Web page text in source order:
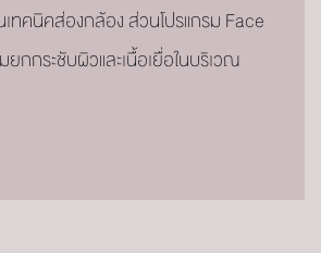
เทคนิคส่องกล้อง ส่วนโปรแกรม Face
กกระชับผิวและเนื้อเยื่อในบริเวณ